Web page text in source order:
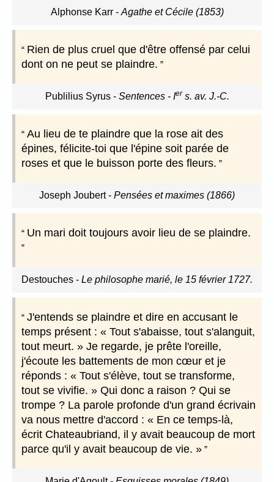
Alphonse Karr- Agathe et Cécile (1853)
Rien de plus cruel que d'être offensé par celui
dont on ne peut se plaindre.
Publilius Syrus- Sentences - Ier s. av. J.-C.
Au lieu de te plaindre que la rose ait des
épines, félicite-toi que l'épine soit parée de
roses et que le buisson porte des fleurs.
Joseph Joubert- Pensées et maximes (1866)
Un mari doit toujours avoir lieu de se plaindre.
Destouches - Le philosophe marié, le 15 février 1727.
J'entends se plaindre et dire en accusant le
temps présent : « Tout s'abaisse, tout s'alanguit,
tout meurt. » Je regarde, je prête l'oreille,
j'écoute les battements de mon cœur et je
réponds : « Tout s'élève, tout se transforme,
tout se vivifie. » Qui donc a raison ? Qui se
trompe ? La parole profonde d'un grand écrivain
va nous mettre d'accord : « En ce temps-là,
écrit Chateaubriand, il y avait beaucoup de mort
parce qu'il y avait beaucoup de vie. »